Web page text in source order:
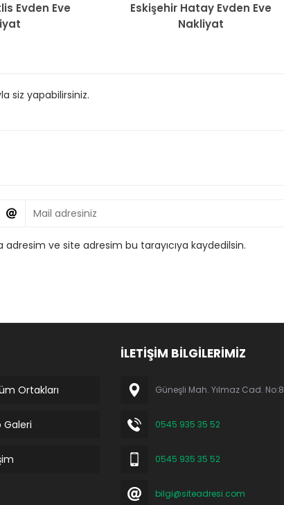
Evden Eve
Eskişehir Hatay Evden Eve
Nakliyat
siz yapabilirsiniz.
ve site adresim bu tarayıcıya kaydedilsin.
Ortakları
Galeri
İLETİŞİM BİLGİLERİMİZ
Güneşli Mah. Yılmaz Cad. No:8
0545 935 35 52
0545 935 35 52
bilgi@siteadresi.com